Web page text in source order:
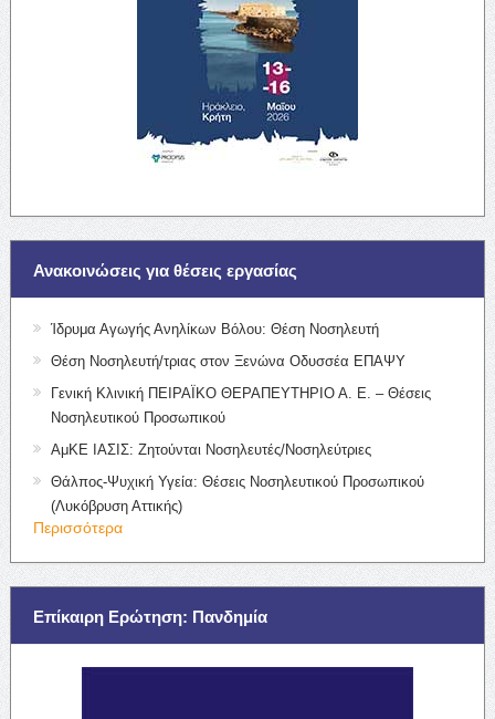
Ανακοινώσεις για θέσεις εργασίας
Ίδρυμα Αγωγής Ανηλίκων Βόλου: Θέση Νοσηλευτή
Θέση Νοσηλευτή/τριας στον Ξενώνα Οδυσσέα ΕΠΑΨΥ
Γενική Κλινική ΠΕΙΡΑΪΚΟ ΘΕΡΑΠΕΥΤΗΡΙΟ Α. Ε. – Θέσεις
Νοσηλευτικού Προσωπικού
ΑμΚΕ ΙΑΣΙΣ: Ζητούνται Νοσηλευτές/Νοσηλεύτριες
Θάλπος-Ψυχική Υγεία: Θέσεις Νοσηλευτικού Προσωπικού
(Λυκόβρυση Αττικής)
Περισσότερα
Επίκαιρη Ερώτηση: Πανδημία